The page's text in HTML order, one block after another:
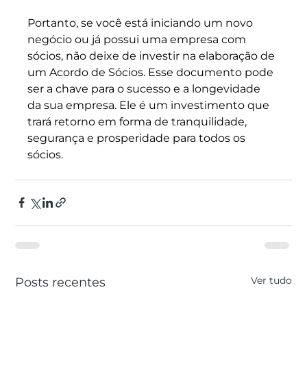
Portanto, se você está iniciando um novo
negócio ou já possui uma empresa com
sócios, não deixe de investir na elaboração de
um Acordo de Sócios. Esse documento pode
ser a chave para o sucesso e a longevidade
da sua empresa. Ele é um investimento que
trará retorno em forma de tranquilidade,
segurança e prosperidade para todos os
sócios.
Posts recentes Ver tudo